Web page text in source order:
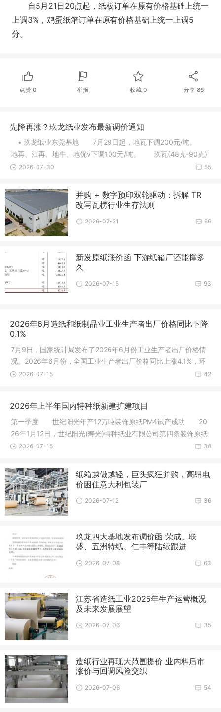
自5月21日20点起，纸板订单在原有价格基础上统一
上调3%，鸡蛋纸箱订单在原有价格基础上统一上调5
分。
点赞 0 举报 收藏 0 分享 86
先降再涨？玖龙纸业发布最新调价通知
• 玖龙纸业东莞基地 7月29日起，地瓦下调200元/吨。
地再、江再、地牛、地优v下调100元/吨。 玖瓦(48克-90克)
下调10
55
2026-07-30
并购 + 数字预印双轮驱动：拆解 TR
改写瓦楞行业生存法则
66
2026-07-21
新发原纸涨价函 下游纸箱厂还能撑多
久
93
2026-07-15
2026年6月造纸和纸制品业工业生产者出厂价格同比下降
0.1%
7月9日，国家统计局发布了2026年6月份工业生产者出厂价格情
况。2026年6月份，全国工业生产者出厂价格同比上涨4.1%，环
比下降0.3%
42
2026-07-15
2026年上半年国内特种纸新建扩建项目
第一季度 世纪阳光年产12万吨装饰原纸PM4试产成功 20
26年1月12日，世纪阳光(寿光)特种纸业有限公司第四条装饰原纸
生产线成
38
2026-07-15
纸箱越做越轻，巨头疯狂并购，高昂电
价困住意大利包装厂
36
2026-07-12
玖龙四大基地发布调价函 荣成、联
盛、五洲特纸、仁丰等陆续跟进
63
2026-07-08
江苏省造纸工业2025年生产运营概况
及未来发展展望
35
2026-07-06
造纸行业再现大范围提价 业内料后市
涨价与回调风险交织
54
2026-07-06